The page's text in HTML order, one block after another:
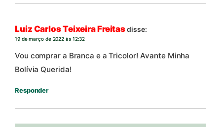
Luiz Carlos Teixeira Freitasdisse:
19 de março de 2022 às 12:32
Vou comprar a Branca e a Tricolor! Avante Minha
Bolívia Querida!
Responder